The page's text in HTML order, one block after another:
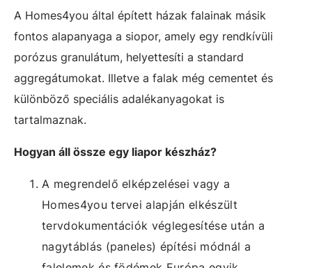
A Homes4you által épített házak falainak másik
fontos alapanyaga a siopor, amely egy rendkívüli
porózus granulátum, helyettesíti a standard
aggregátumokat. Illetve a falak még cementet és
különböző speciális adalékanyagokat is
tartalmaznak.
Hogyan áll össze egy liapor készház?
A megrendelő elképzelései vagy a
Homes4you tervei alapján elkészült
tervdokumentációk véglegesítése után a
nagytáblás (paneles) építési módnál a